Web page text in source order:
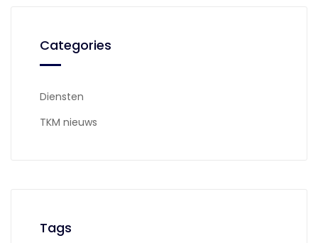
Categories
Diensten
TKM nieuws
Tags